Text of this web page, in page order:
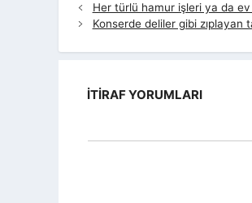
Her türlü hamur işleri ya da
Konserde deliler gibi zıplayan
İTIRAF YORUMLARI